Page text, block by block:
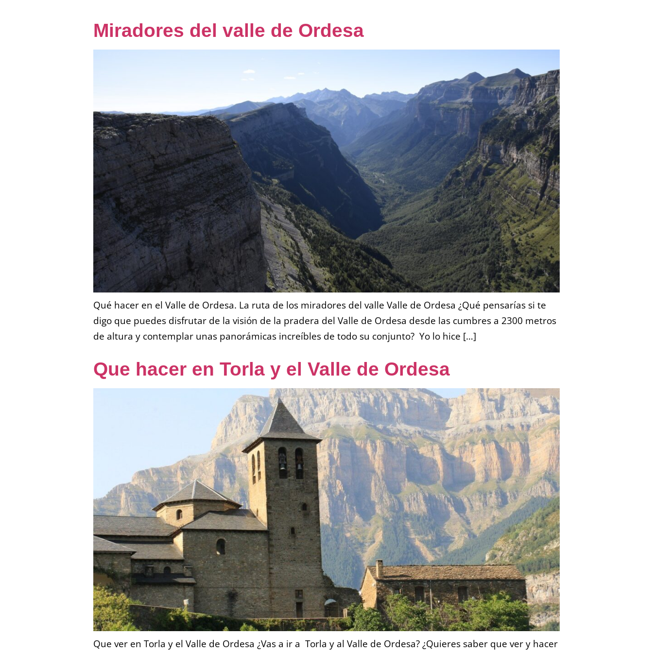
Miradores del valle de Ordesa
Qué hacer en el Valle de Ordesa. La ruta de los miradores del valle Valle de Ordesa ¿Qué pensarías si te
digo que puedes disfrutar de la visión de la pradera del Valle de Ordesa desde las cumbres a 2300 metros
de altura y contemplar unas panorámicas increíbles de todo su conjunto? Yo lo hice […]
Que hacer en Torla y el Valle de Ordesa
Que ver en Torla y el Valle de Ordesa ¿Vas a ir a Torla y al Valle de Ordesa? ¿Quieres saber que ver y hacer